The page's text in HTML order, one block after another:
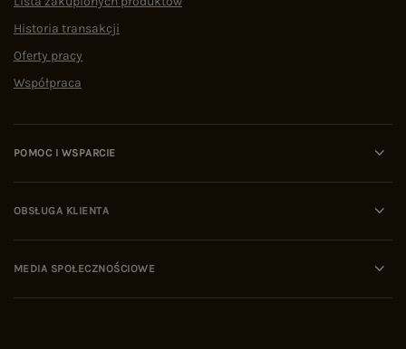
Historia transakcji
Oferty pracy
Współpraca
POMOC I WSPARCIE
OBSŁUGA KLIENTA
MEDIA SPOŁECZNOŚCIOWE